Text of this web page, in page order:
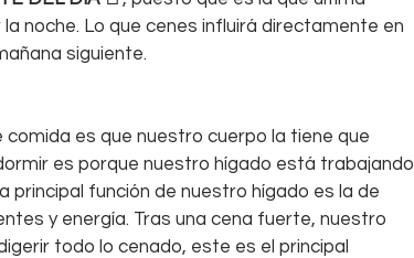
noche. Lo que cenes influirá directamente en
siguiente.
es que nuestro cuerpo la tiene que
es porque nuestro hígado está trabajando
función de nuestro hígado es la de
y energía. Tras una cena fuerte, nuestro
todo lo cenado, este es el principal